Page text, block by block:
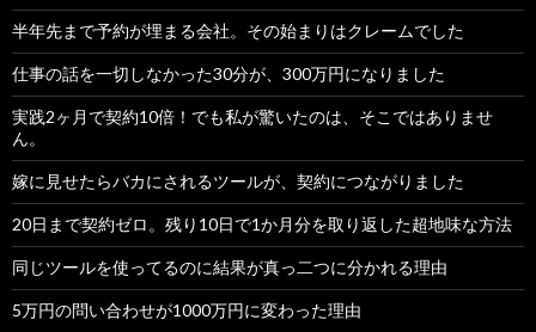
半年先まで予約が埋まる会社。その始まりはクレームでした
仕事の話を一切しなかった30分が、300万円になりました
実践2ヶ月で契約10倍！でも私が驚いたのは、そこではありませ
ん。
嫁に見せたらバカにされるツールが、契約につながりました
20日まで契約ゼロ。残り10日で1か月分を取り返した超地味な方法
同じツールを使ってるのに結果が真っ二つに分かれる理由
5万円の問い合わせが1000万円に変わった理由